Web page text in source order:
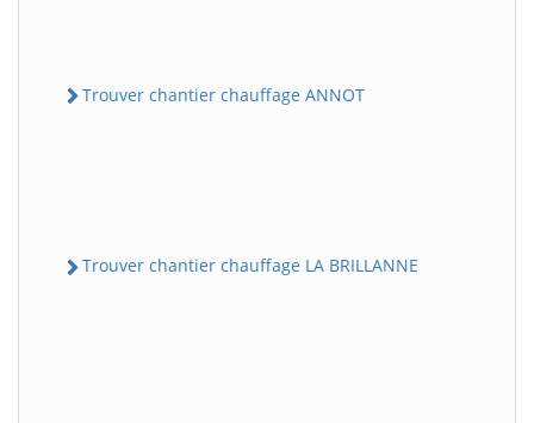
Trouver chantier chauffage ANNOT
Trouver chantier chauffage LA BRILLANNE